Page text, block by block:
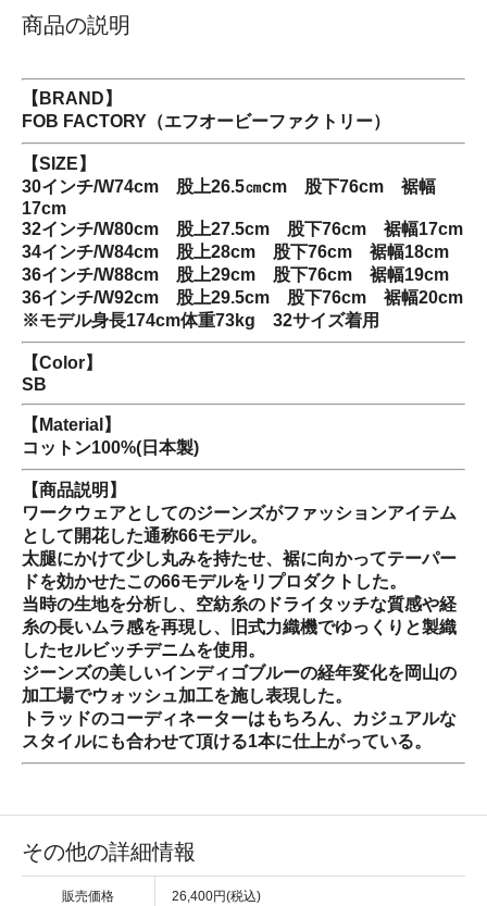
商品の説明
【BRAND】
FOB FACTORY（エフオービーファクトリー）
【SIZE】
30インチ/W74cm 股上26.5㎝cm 股下76cm 裾幅
17cm
32インチ/W80cm 股上27.5cm 股下76cm 裾幅17cm
34インチ/W84cm 股上28cm 股下76cm 裾幅18cm
36インチ/W88cm 股上29cm 股下76cm 裾幅19cm
36インチ/W92cm 股上29.5cm 股下76cm 裾幅20cm
※モデル身長174cm体重73kg 32サイズ着用
【Color】
SB
【Material】
コットン100%(日本製)
【商品説明】
ワークウェアとしてのジーンズがファッションアイテム
として開花した通称66モデル。
太腿にかけて少し丸みを持たせ、裾に向かってテーパー
ドを効かせたこの66モデルをリプロダクトした。
当時の生地を分析し、空紡糸のドライタッチな質感や経
糸の長いムラ感を再現し、旧式力織機でゆっくりと製織
したセルビッチデニムを使用。
ジーンズの美しいインディゴブルーの経年変化を岡山の
加工場でウォッシュ加工を施し表現した。
トラッドのコーディネーターはもちろん、カジュアルな
スタイルにも合わせて頂ける1本に仕上がっている。
その他の詳細情報
販売価格 26,400円(税込)